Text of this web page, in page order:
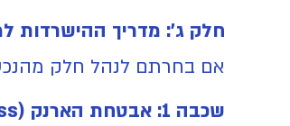
חלק ג׳: מדריך
אם בחרתם לנהל חלק
שכבה 1: אבטחת הארנק (The Fortress)